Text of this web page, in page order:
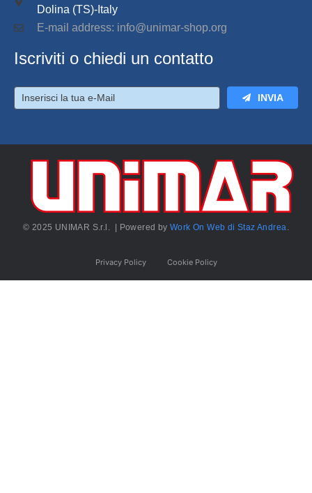
Dolina (TS)-Italy
E-mail address: info@unimar-shop.org
Iscriviti o chiedi un contatto
INVIA
© 2025 UNIMAR S.r.l. | Powered byWork On Web di Staz Andrea.
Privacy Policy Cookie Policy